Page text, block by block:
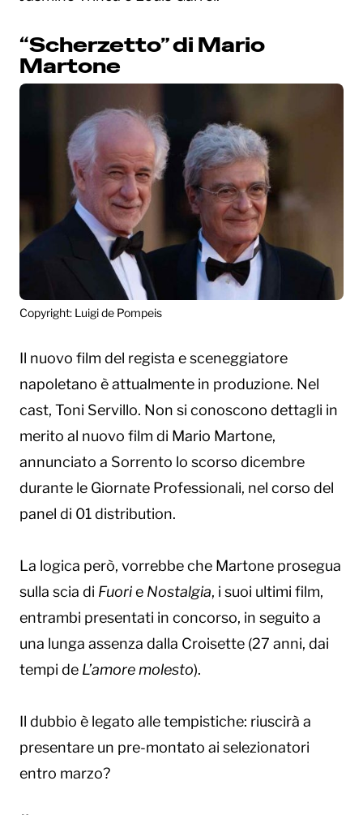
“Scherzetto” di Mario
Martone
Copyright: Luigi de Pompeis
Il nuovo film del regista e sceneggiatore
napoletano è attualmente in produzione. Nel
cast, Toni Servillo. Non si conoscono dettagli in
merito al nuovo film di Mario Martone,
annunciato a Sorrento lo scorso dicembre
durante le Giornate Professionali, nel corso del
panel di 01 distribution.
La logica però, vorrebbe che Martone prosegua
sulla scia di Fuorie Nostalgia, i suoi ultimi film,
entrambi presentati in concorso, in seguito a
una lunga assenza dalla Croisette (27 anni, dai
tempi de L’amore molesto).
Il dubbio è legato alle tempistiche: riuscirà a
presentare un pre-montato ai selezionatori
entro marzo?